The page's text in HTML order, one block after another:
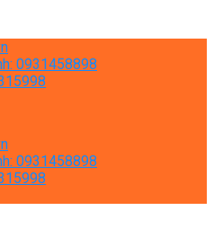
0931458898
0931458898